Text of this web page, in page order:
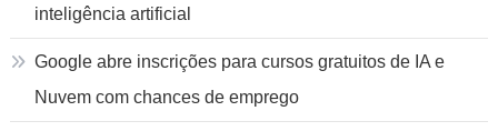
inteligência artificial
Google abre inscrições para cursos gratuitos de IA e
Nuvem com chances de emprego